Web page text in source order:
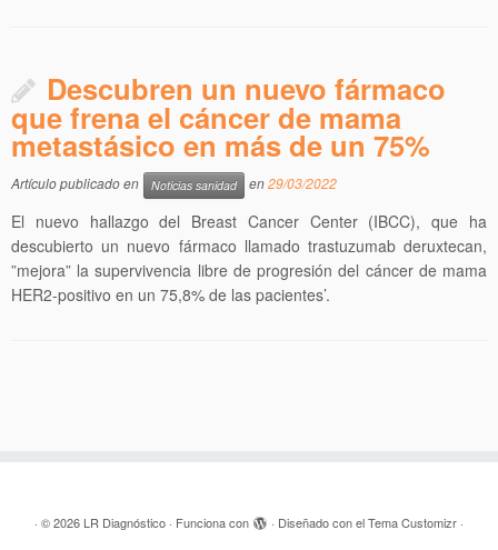
Descubren un nuevo fármaco
que frena el cáncer de mama
metastásico en más de un 75%
Artículo publicado en Noticias sanidad en29/03/2022
El nuevo hallazgo del Breast Cancer Center (IBCC), que ha
descubierto un nuevo fármaco llamado trastuzumab deruxtecan,
”mejora” la supervivencia libre de progresión del cáncer de mama
HER2-positivo en un 75,8% de las pacientes’.
· © 2026 LR Diagnóstico · Funciona con · Diseñado con elTema Customizr ·